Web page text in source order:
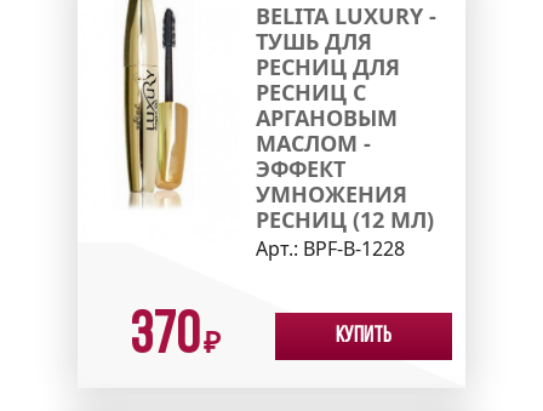
BELITA LUXURY -
ТУШЬ ДЛЯ
РЕСНИЦ ДЛЯ
РЕСНИЦ С
АРГАНОВЫМ
МАСЛОМ -
ЭФФЕКТ
УМНОЖЕНИЯ
РЕСНИЦ (12 МЛ)
Арт.: ВPF-B-1228
370₽ Купить